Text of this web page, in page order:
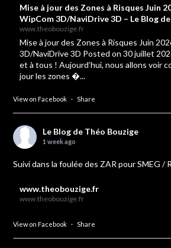
Mise à jour des Zones à Risques Juin
WipCom 3D/NaviDrive 3D – Le Blog de
www.theobouzige.fr
Mise à jour des Zones à Risques Juin
3D/NaviDrive 3D Posted on 30 juillet
et à tous ! Aujourd’hui, nous allons voir
jour les zones �...
View on Facebook · Share
Le Blog de Théo Bouzige
1 week ago
Suivi dans la foulée des ZAR pour SMEG /
www.theobouzige.fr
www.theobouzige.fr
View on Facebook · Share